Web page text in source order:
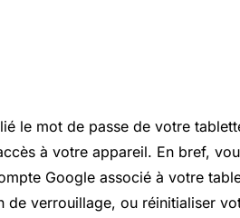
le mot de passe de votre
à votre appareil. En bref,
Google associé à votre
de verrouillage, ou réinitialiser